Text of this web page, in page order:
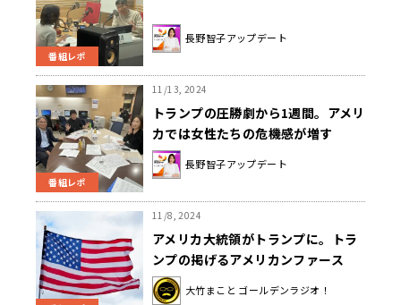
番組レポ
長野智子アップデート
番組レポ
11/13, 2024
トランプの圧勝劇から1週間。アメリ
カでは女性たちの危機感が増す
長野智子アップデート
11/8, 2024
アメリカ大統領がトランプに。トラ
ンプの掲げるアメリカンファース
ト、日本への影響は…。
大竹まこと ゴールデンラジオ！